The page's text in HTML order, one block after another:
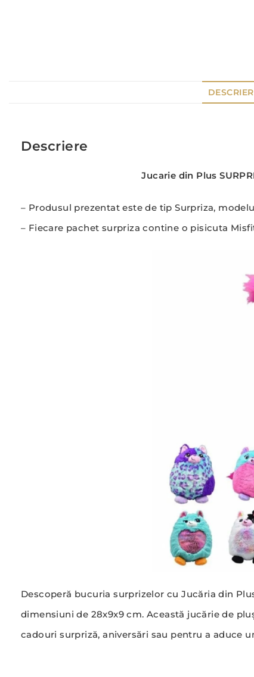
Descriere
Jucarie din Plus
– Produsul prezentat este de tip Surpriza,
– Fiecare pachet surpriza contine o pisicuta
Descoperă bucuria surprizelor cu Jucăria din
dimensiuni de 28x9x9 cm. Această jucărie de
cadouri surpriză, aniversări sau pentru a aduce